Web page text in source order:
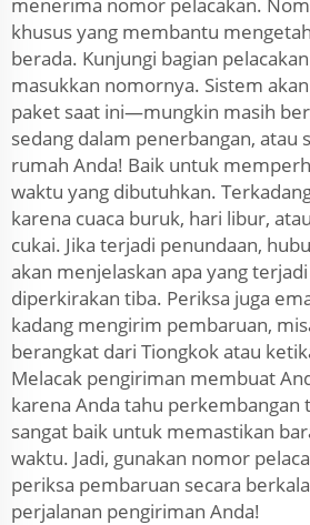
khusus yang membantu
berada. Kunjungi bagian
masukkan nomornya. Sistem
paket saat ini—mungkin masih
sedang dalam penerbangan, atau
rumah Anda! Baik untuk
waktu yang dibutuhkan.
karena cuaca buruk, hari libur,
cukai. Jika terjadi penundaan,
akan menjelaskan apa yang
diperkirakan tiba. Periksa juga
kadang mengirim pembaruan,
berangkat dari Tiongkok atau
Melacak pengiriman membuat
karena Anda tahu perkembangan
sangat baik untuk memastikan
waktu. Jadi, gunakan nomor
periksa pembaruan secara
perjalanan pengiriman Anda!